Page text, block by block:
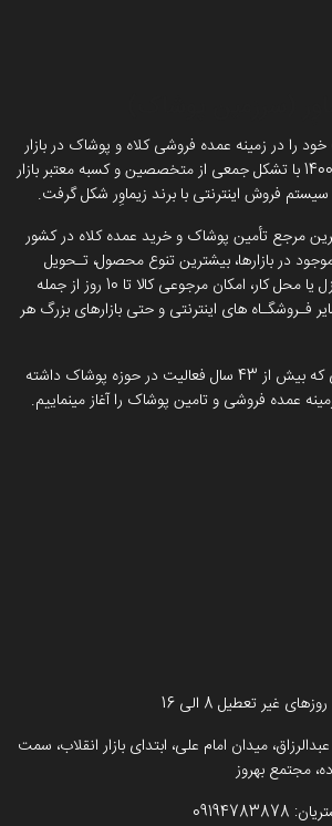
1359 فعالیت خود را در زمینه عمده فروشی کلاه و پوشاک در بازار
ایران آغاز نمود و در سال 1400 با تشکل جمعی از متخصصین و کسبه معتبر بازار
فروش اینترنتی با برند زیماوِر شکل گرفت.
مرجع تأمین پوشاک و خرید عمده کلاه در کشور
در بازارها، بیشترین تنوع محصول، تـحویل
فـوری و رایـگان درب منزل یا محل کار، امکان مرجوعی کالا تا 10 روز از جمله
فـروشگـاه های اینترنتی و حتی بازارهای بزرگ هر
اینکه با پشتوانه و اعتباری که بیش از 43 سال فعالیت در حوزه پوشاک داشته
عمده فروشی و تامین پوشاک را آغاز مینماییم.
غیر تعطیل 8 الی 16
میدان امام علی، ابتدای بازار انقلاب، سمت
مجتمع بهروز
09194783878